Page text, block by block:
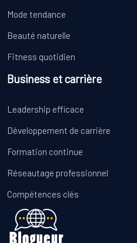
Mode tendance
Beauté naturelle
Fitness quotidien
Business et carrière
Leadership efficace
Développement de carrière
Formation continue
Réseautage professionnel
Compétences clés